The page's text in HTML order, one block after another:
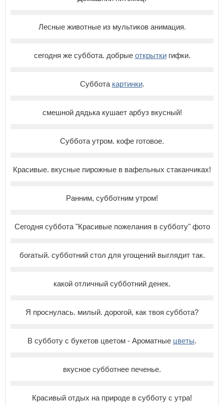
Лесные животные из мультиков анимация.
сегодня же суббота. добрые открыткигифки.
Суббота картинки.
смешной дядька кушает арбуз вкусный!
Суббота утром. кофе готовое.
Красивые. вкусные пирожные в вафельных стаканчиках!
Ранним, субботним утром!
Сегодня суббота "Красивые пожелания в субботу" фото
богатый. субботний стол для угощений выглядит так.
какой отличный субботний денек.
Я проснулась. милый. дорогой, как твоя суббота?
В субботу с букетов цветом - Ароматные цветы.
вкусное субботнее печенье.
Красивый отдых на природе в субботу с утра!